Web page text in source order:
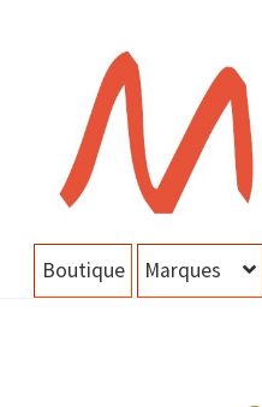
navigation
contenu
Boutique Marques